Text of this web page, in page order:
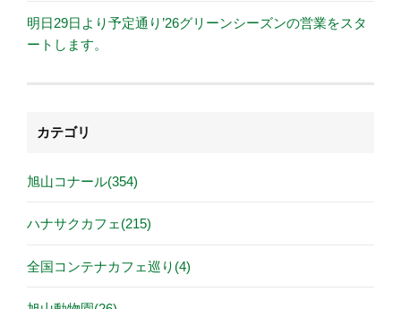
明日29日より予定通り’26グリーンシーズンの営業をスタ
ートします。
カテゴリ
旭山コナール(354)
ハナサクカフェ(215)
全国コンテナカフェ巡り(4)